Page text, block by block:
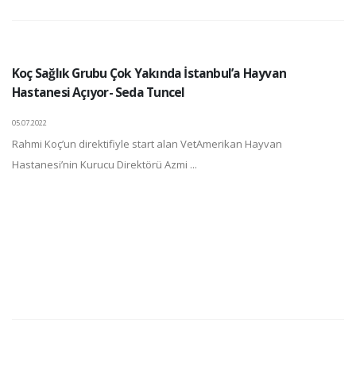
Koç Sağlık Grubu Çok Yakında İstanbul’a Hayvan
Hastanesi Açıyor- Seda Tuncel
05.07.2022
Rahmi Koç’un direktifiyle start alan VetAmerikan Hayvan
Hastanesi’nin Kurucu Direktörü Azmi ...